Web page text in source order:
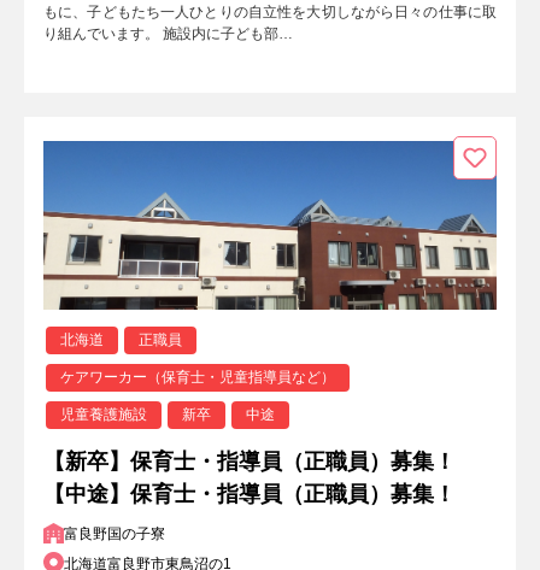
もに、子どもたち一人ひとりの自立性を大切しながら日々の仕事に取
り組んでいます。 施設内に子ども部…
北海道 正職員
ケアワーカー（保育士・児童指導員など）
児童養護施設 新卒 中途
【新卒】保育士・指導員（正職員）募集！
【中途】保育士・指導員（正職員）募集！
富良野国の子寮
北海道富良野市東鳥沼の1